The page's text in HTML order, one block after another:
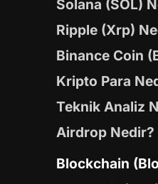
Solana (SOL)
Ripple (Xrp)
Binance Coin
Kripto Para
Teknik Analiz
Airdrop Nedir?
Blockchain